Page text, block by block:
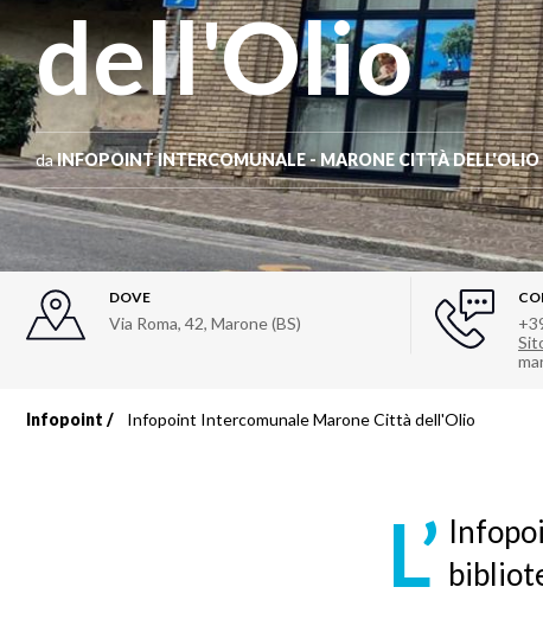
dell'Olio
daINFOPOINT INTERCOMUNALE - MARONE CITTÀ DELL'OLIO
DOVE
Via Roma, 42, Marone (BS)
Briciole
Infopoint Infopoint Intercomunale Marone Città dell'Olio
L’